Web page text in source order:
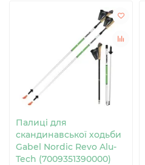
Палиці для
скандинавської ходьби
Gabel Nordic Revo Alu-
Tech (7009351390000)